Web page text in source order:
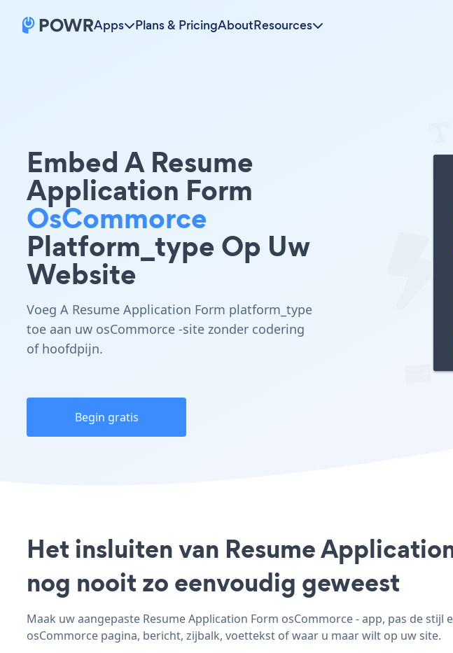
Apps Plans & PricingAboutResources
Embed A Resume
Application Form
OsCommorce
Platform_type Op Uw
Website
Voeg A Resume Application Form platform_type
toe aan uw osCommorce -site zonder codering
of hoofdpijn.
Begin gratis
Het insluiten van Resume
nog nooit zo eenvoudig geweest
Maak uw aangepaste Resume Application Form osCommorce - app, pas de
osCommorce pagina, bericht, zijbalk, voettekst of waar u maar wilt op uw site.